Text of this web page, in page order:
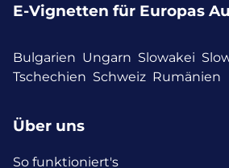
E-Vignetten für Europas
Bulgarien Ungarn Slowakei
Tschechien Schweiz Rumänien
Über uns
So funktioniert's